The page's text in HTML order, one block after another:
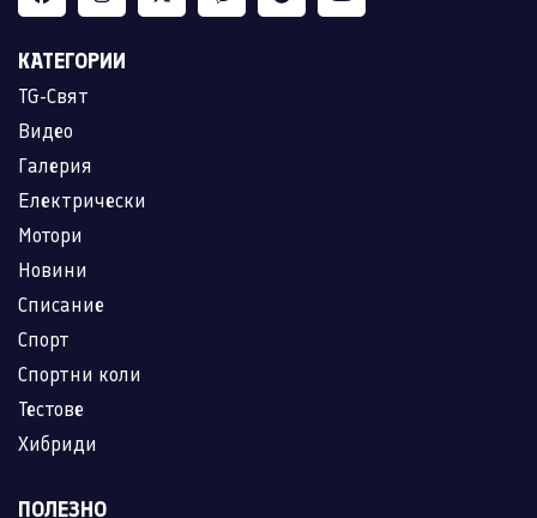
КАТЕГОРИИ
TG-Свят
Видео
Галерия
Електрически
Мотори
Новини
Списание
Спорт
Спортни коли
Тестове
Хибриди
ПОЛЕЗНО